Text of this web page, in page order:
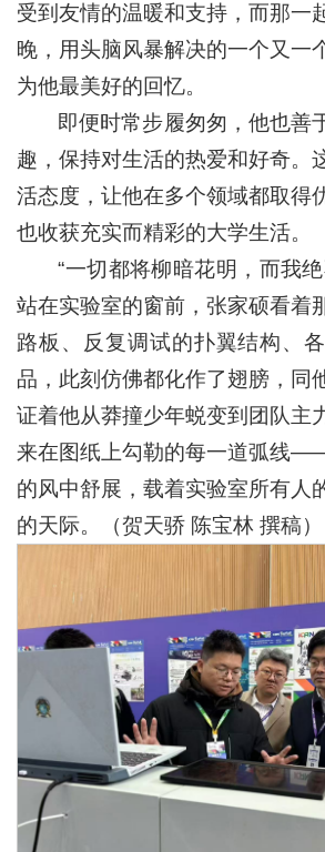
受到友情的温暖和支持，而那一
晚，用头脑风暴解决的一个又一
为他最美好的回忆。
即便时常步履匆匆，他也善
趣，保持对生活的热爱和好奇。
活态度，让他在多个领域都取得
也收获充实而精彩的大学生活。
“一切都将柳暗花明，而我
站在实验室的窗前，张家硕看着
路板、反复调试的扑翼结构、
品，此刻仿佛都化作了翅膀，同
证着他从莽撞少年蜕变到团队主
来在图纸上勾勒的每一道弧线
的风中舒展，载着实验室所有人
的天际。（贺天骄 陈宝林 撰稿）